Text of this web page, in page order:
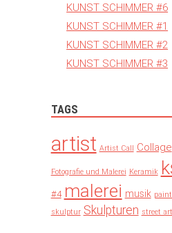
KUNST SCHIMMER #6
KUNST SCHIMMER #1
KUNST SCHIMMER #2
KUNST SCHIMMER #3
TAGS
artist Artist Call Collage
Fotografie und Malerei Keramik
#4 malerei musik
skulptur Skulpturen street art